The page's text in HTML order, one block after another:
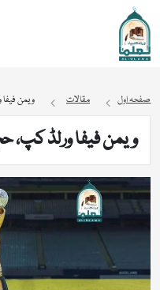
صفحہ اول مقالات ویمن
ویمن فیفا ورلڈ